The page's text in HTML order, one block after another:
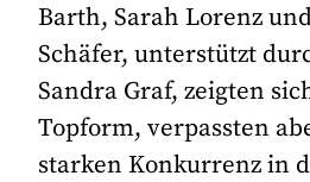
Barth, Sarah Lorenz
Schäfer, unterstützt
Sandra Graf, zeigten
Topform, verpassten
starken Konkurrenz in